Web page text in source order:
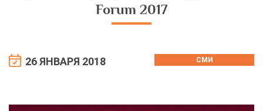
Forum 2017
26 ЯНВАРЯ 2018 СМИ